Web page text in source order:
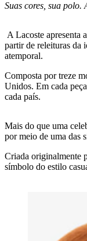
Suas cores, sua polo.
A Lacoste apresenta
partir de releituras da
atemporal.
Composta por treze
Unidos. Em cada
cada país.
Mais do que uma
por meio de uma das
Criada originalmente
símbolo do estilo